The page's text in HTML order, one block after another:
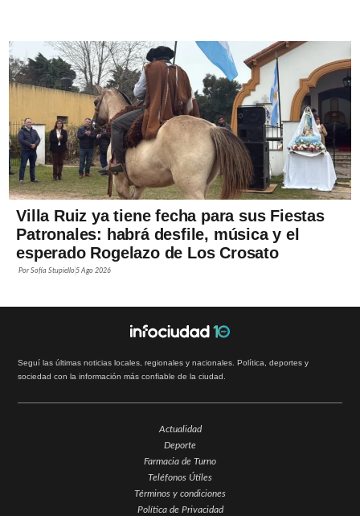
Villa Ruiz ya tiene fecha para sus Fiestas
Patronales: habrá desfile, música y el
esperado Rogelazo de Los Crosato
PorSofía Stupiello5 Ago 2026
Seguí las últimas noticias locales, regionales y nacionales. Política, deportes y
sociedad con la información más confiable de la ciudad.
Actualidad
Deporte
Farmacia de Turno
Teléfonos Útiles
Términos y condiciones
Política de Privacidad